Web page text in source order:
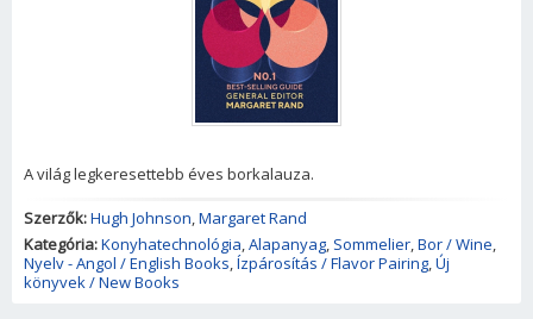
A világ legkeresettebb éves borkalauza.
Szerzők:Hugh Johnson,Margaret Rand
Kategória:Konyhatechnológia,Alapanyag, Sommelier,Bor / Wine,
Nyelv - Angol / English Books,Ízpárosítás / Flavor Pairing,Új
könyvek / New Books